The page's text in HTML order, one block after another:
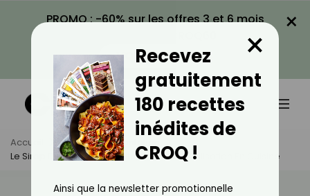
PROMO : -60% sur les offres 3 et 6 mois
VOIR LA PROMO
×
Accueil Actus
Alimentation
Le Sirop De Pêche : Bienfaits, Calories Et Utilisation En Cuisine
Recevez
gratuitement
180 recettes
inédites de
CROQ !
×
Ainsi que la newsletter promotionnelle